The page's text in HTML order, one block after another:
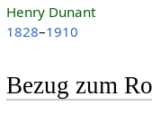
Henry Dunant
1828–1910
Bezug zum